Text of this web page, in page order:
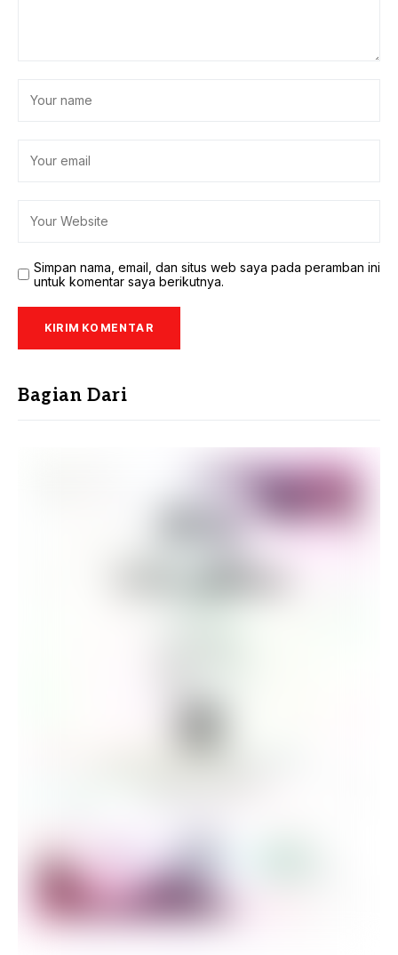
Simpan nama, email, dan situs web saya pada peramban ini
untuk komentar saya berikutnya.
Bagian Dari